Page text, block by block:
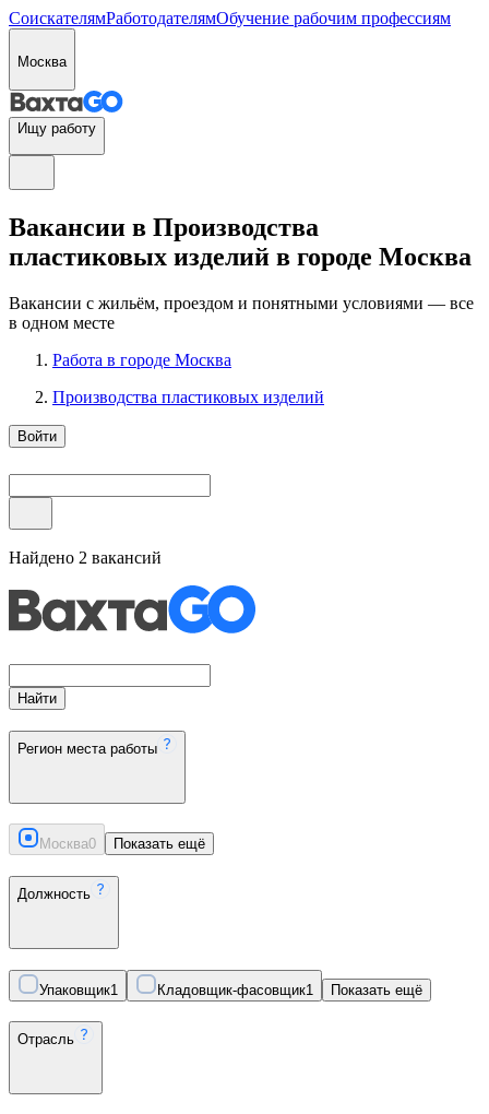
СоискателямРаботодателямОбучение рабочим профессиям
Москва
Ищу работу
Вакансии в Производства
пластиковых изделий в городе Москва
Вакансии с жильём, проездом и понятными условиями — все
в одном месте
Работа в городе Москва
Производства пластиковых изделий
Войти
Найдено 2 вакансий
Найти
Регион места работы
Москва0 Показать ещё
Должность
Упаковщик1 Кладовщик-фасовщик1 Показать ещё
Отрасль